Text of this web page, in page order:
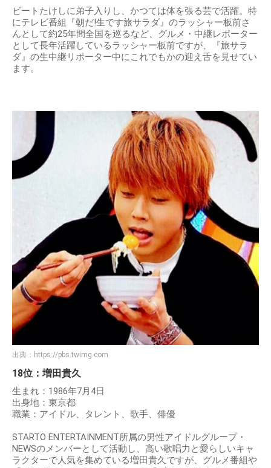
ビートたけしに弟子入りし、かつては体を張る芸で活躍。特
にテレビ番組『朝だ!生です旅サラダ』のラッシャー板前さ
んとして約25年間全国を巡るなど、グルメ・中継レポーター
として長年活躍しているラッシャー板前ですが、『旅サラ
ダ』の生中継リポーター中にこれでもかの迎え舌を見せてい
ます。
出典： https://pbs.twimg.com
18位：増田貴久
生まれ：1986年7月4日
出身地：東京都
職業：アイドル、タレント、歌手、俳優
STARTO ENTERTAINMENT所属の男性アイドルグループ・
NEWSのメンバーとして活動し、高い歌唱力と愛らしいキャ
ラクターで人気を集めている増田貴久ですが、グルメ番組や